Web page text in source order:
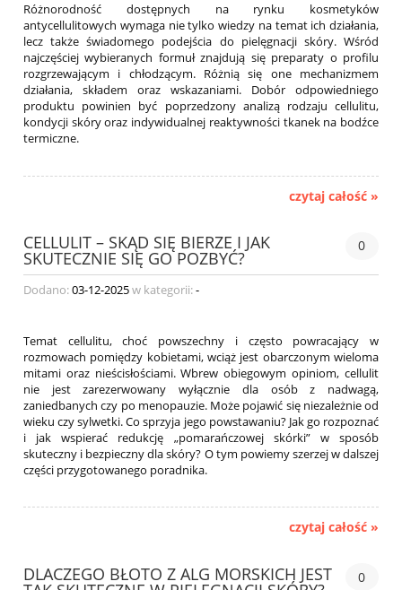
Różnorodność dostępnych na rynku kosmetyków
antycellulitowych wymaga nie tylko wiedzy na temat ich działania,
lecz także świadomego podejścia do pielęgnacji skóry. Wśród
najczęściej wybieranych formuł znajdują się preparaty o profilu
rozgrzewającym i chłodzącym. Różnią się one mechanizmem
działania, składem oraz wskazaniami. Dobór odpowiedniego
produktu powinien być poprzedzony analizą rodzaju cellulitu,
kondycji skóry oraz indywidualnej reaktywności tkanek na bodźce
termiczne.
czytaj całość »
CELLULIT – SKĄD SIĘ BIERZE I JAK
SKUTECZNIE SIĘ GO POZBYĆ?
0
Dodano:03-12-2025w kategorii:-
Temat cellulitu, choć powszechny i często powracający w
rozmowach pomiędzy kobietami, wciąż jest obarczonym wieloma
mitami oraz nieścisłościami. Wbrew obiegowym opiniom, cellulit
nie jest zarezerwowany wyłącznie dla osób z nadwagą,
zaniedbanych czy po menopauzie. Może pojawić się niezależnie od
wieku czy sylwetki. Co sprzyja jego powstawaniu? Jak go rozpoznać
i jak wspierać redukcję „pomarańczowej skórki” w sposób
skuteczny i bezpieczny dla skóry? O tym powiemy szerzej w dalszej
części przygotowanego poradnika.
czytaj całość »
DLACZEGO BŁOTO Z ALG MORSKICH JEST 0